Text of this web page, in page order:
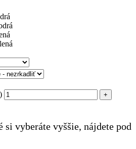
si vyberáte vyššie, nájdete pod